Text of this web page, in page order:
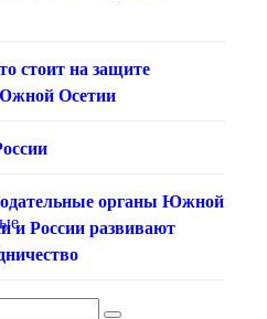
стоит на защите
Осетии
органы Южной
и России развивают